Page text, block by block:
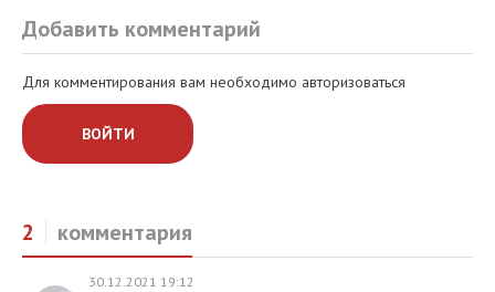
Добавить комментарий
Для комментирования вам необходимо авторизоваться
ВОЙТИ
2 комментария
30.12.2021 19:12